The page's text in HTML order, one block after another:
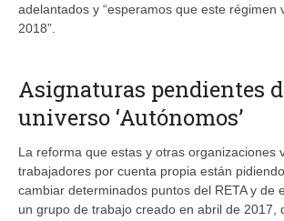
adelantados y “esperamos que este régimen
2018”.
Asignaturas pendientes
universo ‘Autónomos’
La reforma que estas y otras organizaciones
trabajadores por cuenta propia están
cambiar determinados puntos del RETA y de
un grupo de trabajo creado en abril de 2017,